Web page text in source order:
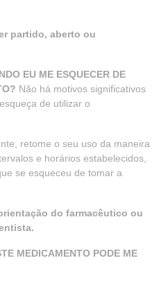
partido, aberto ou
EU ME ESQUECER DE
Não há motivos significativos
de utilizar o
retome o seu uso da maneira
e horários estabelecidos,
se esqueceu de tomar a
do farmacêutico ou
MEDICAMENTO PODE ME